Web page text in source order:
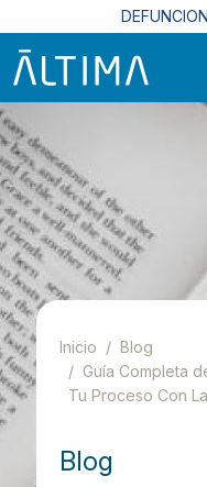
Inicio
Blog
Guía Completa
Tu Proceso Con
Blog